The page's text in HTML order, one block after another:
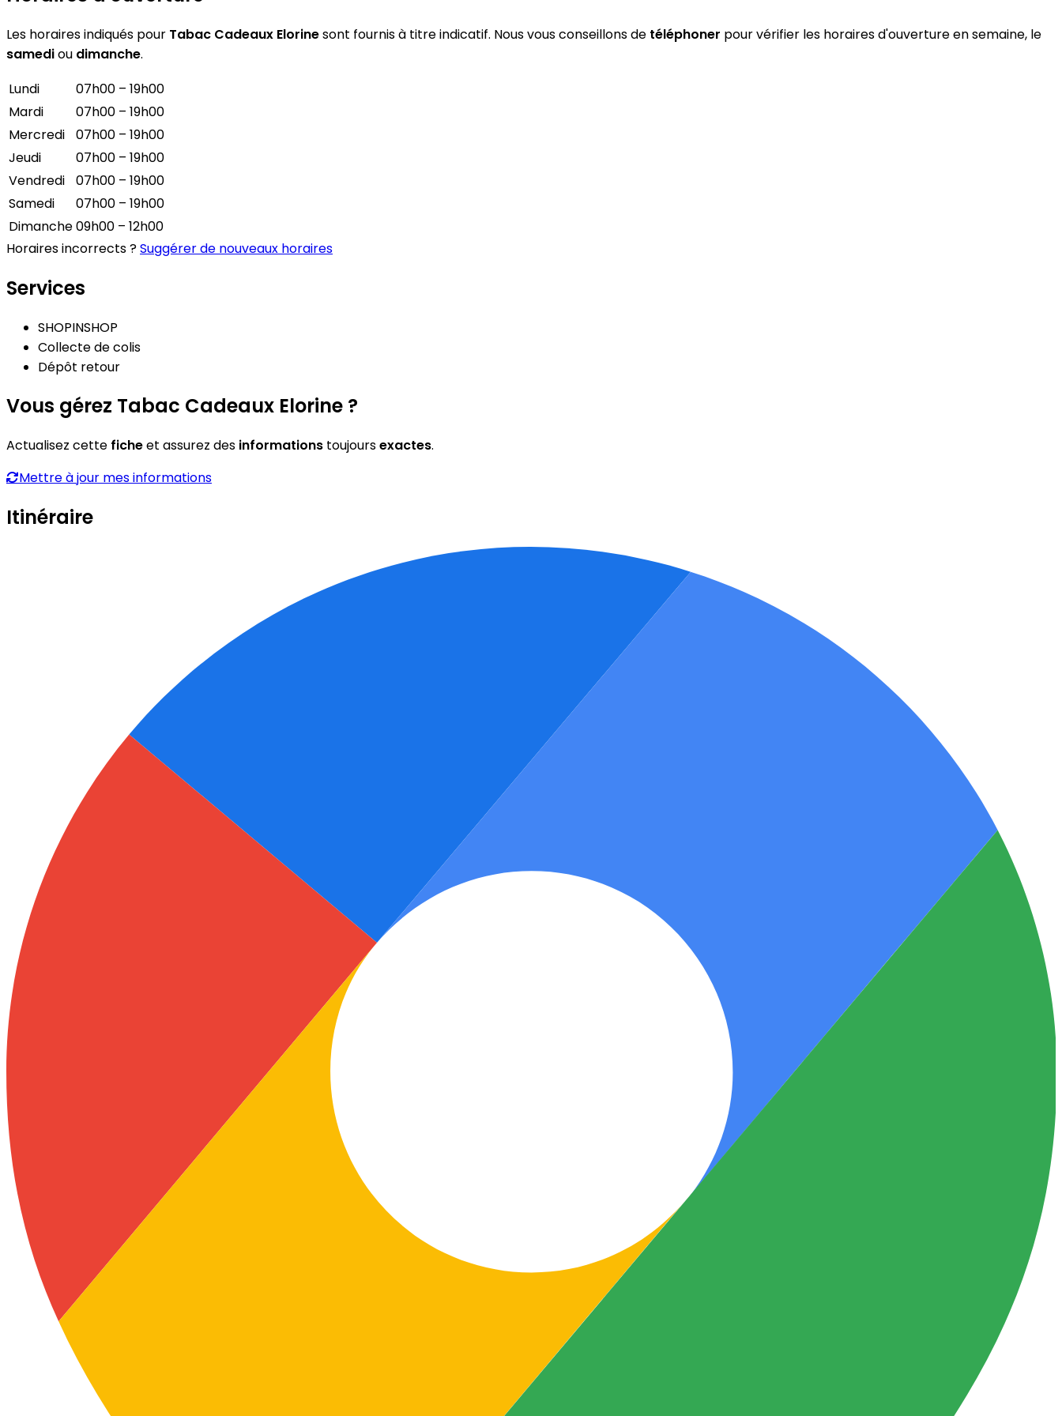
Les horaires indiqués pour Tabac Cadeaux Elorinesont fournis à titre indicatif. Nous vous conseillons de téléphoner pour vérifier les horaires d'ouverture en semaine, le
samediou dimanche.
Lundi
07h00 – 19h00
Mardi
07h00 – 19h00
Mercredi
07h00 – 19h00
Jeudi
07h00 – 19h00
Vendredi
07h00 – 19h00
Samedi
07h00 – 19h00
Dimanche09h00 – 12h00
Horaires incorrects ?Suggérer de nouveaux horaires
Services
SHOPINSHOP
Collecte de colis
Dépôt retour
Vous gérez Tabac Cadeaux Elorine ?
Actualisez cette ficheet assurez des informations toujoursexactes.
Mettre à jour mes informations
Itinéraire